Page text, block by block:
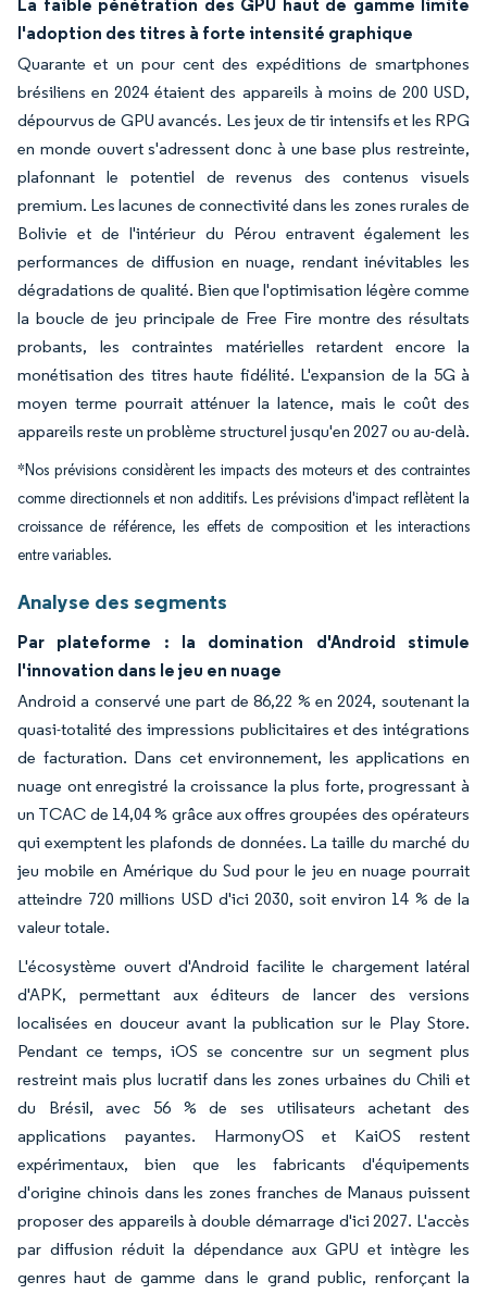
La faible pénétration des GPU haut de gamme limite
l'adoption des titres à forte intensité graphique
Quarante et un pour cent des expéditions de smartphones
brésiliens en 2024 étaient des appareils à moins de 200 USD,
dépourvus de GPU avancés. Les jeux de tir intensifs et les RPG
en monde ouvert s'adressent donc à une base plus restreinte,
plafonnant le potentiel de revenus des contenus visuels
premium. Les lacunes de connectivité dans les zones rurales de
Bolivie et de l'intérieur du Pérou entravent également les
performances de diffusion en nuage, rendant inévitables les
dégradations de qualité. Bien que l'optimisation légère comme
la boucle de jeu principale de Free Fire montre des résultats
probants, les contraintes matérielles retardent encore la
monétisation des titres haute fidélité. L'expansion de la 5G à
moyen terme pourrait atténuer la latence, mais le coût des
appareils reste un problème structurel jusqu'en 2027 ou au-delà.
*Nos prévisions considèrent les impacts des moteurs et des contraintes
comme directionnels et non additifs. Les prévisions d'impact reflètent la
croissance de référence, les effets de composition et les interactions
entre variables.
Analyse des segments
Par plateforme : la domination d'Android stimule
l'innovation dans le jeu en nuage
Android a conservé une part de 86,22 % en 2024, soutenant la
quasi-totalité des impressions publicitaires et des intégrations
de facturation. Dans cet environnement, les applications en
nuage ont enregistré la croissance la plus forte, progressant à
un TCAC de 14,04 % grâce aux offres groupées des opérateurs
qui exemptent les plafonds de données. La taille du marché du
jeu mobile en Amérique du Sud pour le jeu en nuage pourrait
atteindre 720 millions USD d'ici 2030, soit environ 14 % de la
valeur totale.
L'écosystème ouvert d'Android facilite le chargement latéral
d'APK, permettant aux éditeurs de lancer des versions
localisées en douceur avant la publication sur le Play Store.
Pendant ce temps, iOS se concentre sur un segment plus
restreint mais plus lucratif dans les zones urbaines du Chili et
du Brésil, avec 56 % de ses utilisateurs achetant des
applications payantes. HarmonyOS et KaiOS restent
expérimentaux, bien que les fabricants d'équipements
d'origine chinois dans les zones franches de Manaus puissent
proposer des appareils à double démarrage d'ici 2027. L'accès
par diffusion réduit la dépendance aux GPU et intègre les
genres haut de gamme dans le grand public, renforçant la